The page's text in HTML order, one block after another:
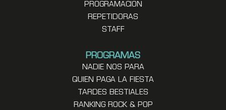
PROGRAMACION
REPETIDORAS
STAFF
PROGRAMAS
NADIE NOS PARA
QUIEN PAGA LA FIESTA
TARDES BESTIALES
RANKING ROCK & POP